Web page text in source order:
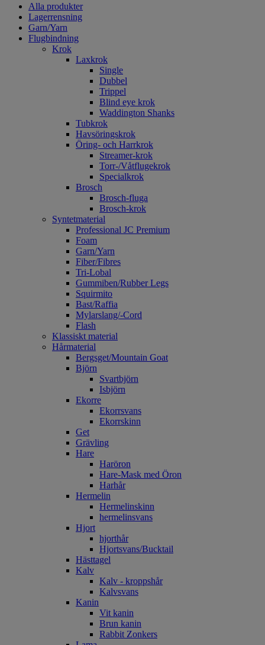
Alla produkter
Lagerrensning
Garn/Yarn
Flugbindning
Krok
Laxkrok
Single
Dubbel
Trippel
Blind eye krok
Waddington Shanks
Tubkrok
Havsöringskrok
Öring- och Harrkrok
Streamer-krok
Torr-/Våtflugekrok
Specialkrok
Brosch
Brosch-fluga
Brosch-krok
Syntetmaterial
Professional JC Premium
Foam
Garn/Yarn
Fiber/Fibres
Tri-Lobal
Gummiben/Rubber Legs
Squirmito
Bast/Raffia
Mylarslang/-Cord
Flash
Klassiskt material
Hårmaterial
Bergsget/Mountain Goat
Björn
Svartbjörn
Isbjörn
Ekorre
Ekorrsvans
Ekorrskinn
Get
Grävling
Hare
Haröron
Hare-Mask med Öron
Harhår
Hermelin
Hermelinskinn
hermelinsvans
Hjort
hjorthår
Hjortsvans/Bucktail
Hästtagel
Kalv
Kalv - kroppshår
Kalvsvans
Kanin
Vit kanin
Brun kanin
Rabbit Zonkers